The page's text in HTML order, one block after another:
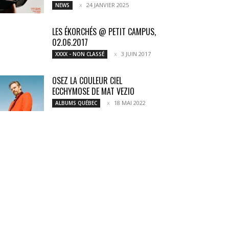
NEWS 24 JANVIER 2025
LES ÉKORCHÉS @ PETIT CAMPUS,
02.06.2017
XXXX - NON CLASSÉ 3 JUIN 2017
OSEZ LA COULEUR CIEL
ECCHYMOSE DE MAT VEZIO
ALBUMS QUÉBEC 18 MAI 2022